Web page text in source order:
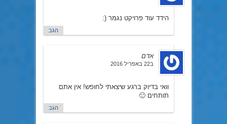
הידד עוד פרויקט נגמר (:
הגב
אדם
ב22 באפריל 2016
וואי בדיוק ברגע שיצאתי לחופש! אין אתם
תותחים 🙂
הגב